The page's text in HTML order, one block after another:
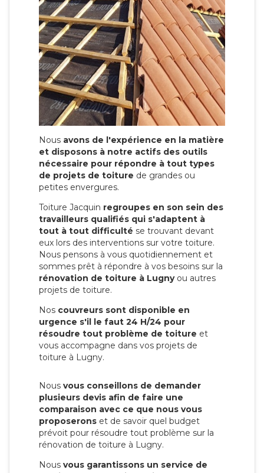
Nous avons de l'expérience en la matière
et disposons à notre actifs des outils
nécessaire pour répondre à tout types
de projets de toiture de grandes ou
petites envergures.
Toiture Jacquin regroupes en son sein des
travailleurs qualifiés qui s'adaptent à
tout à tout difficulté se trouvant devant
eux lors des interventions sur votre toiture.
Nous pensons à vous quotidiennement et
sommes prêt à répondre à vos besoins sur la
rénovation de toiture à Lugnyou autres
projets de toiture.
Nos couvreurs sont disponible en
urgence s'il le faut 24 H/24 pour
résoudre tout problème de toiture et
vous accompagne dans vos projets de
toiture à Lugny.
Nous vous conseillons de demander
plusieurs devis afin de faire une
comparaison avec ce que nous vous
proposerons et de savoir quel budget
prévoit pour résoudre tout problème sur la
rénovation de toiture à Lugny.
Nous vous garantissons un service de